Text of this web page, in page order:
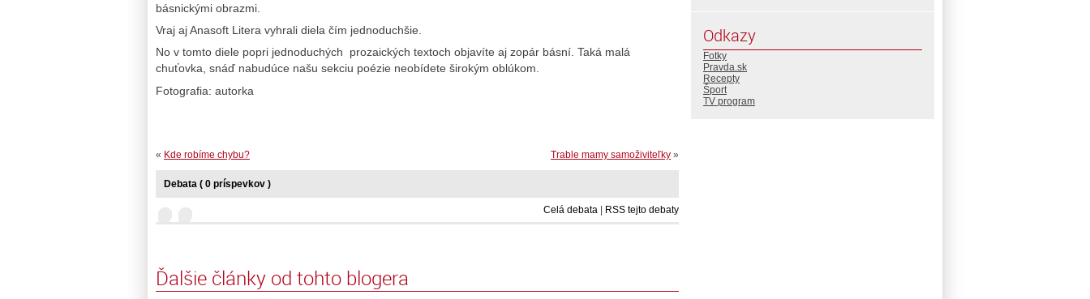
básnickými obrazmi.
Vraj aj Anasoft Litera vyhrali diela čím jednoduchšie.
No v tomto diele popri jednoduchých prozaických textoch objavíte aj zopár básní. Taká malá
chuťovka, snáď nabudúce našu sekciu poézie neobídete širokým oblúkom.
Fotografia: autorka
Trable mamy samoživiteľky »
« Kde robíme chybu?
Debata ( 0 príspevkov )
Celá debata | RSS tejto debaty
Ďalšie články od tohto blogera
Odkazy
Fotky
Pravda.sk
Recepty
Šport
TV program